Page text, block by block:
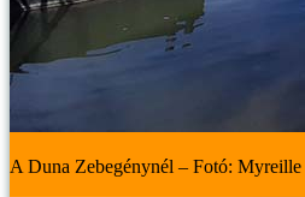
A Duna Zebegénynél – Fotó: Myreille